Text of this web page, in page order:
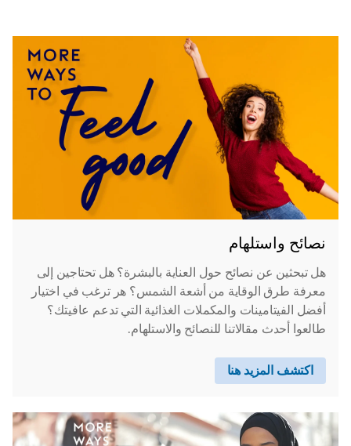
نصائح واستلهام
هل تبحثين عن نصائح حول العناية بالبشرة؟ هل تحتاجين إلى
معرفة طرق الوقاية من أشعة الشمس؟ هر ترغب في اختيار
أفضل الفيتامينات والمكملات الغذائية التي تدعم عافيتك؟
طالعوا أحدث مقالاتنا للنصائح والاستلهام.
اكتشف المزيد هنا